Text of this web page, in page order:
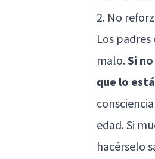
2. No
Los
malo.Si
que lo
edad. Si
hacérselo